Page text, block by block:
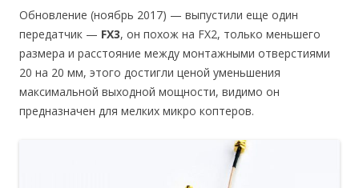
Обновление (ноябрь 2017) — выпустили еще один
передатчик — FX3, он похож на FX2, только меньшего
размера и расстояние между монтажными отверстиями
20 на 20 мм, этого достигли ценой уменьшения
максимальной выходной мощности, видимо он
предназначен для мелких микро коптеров.